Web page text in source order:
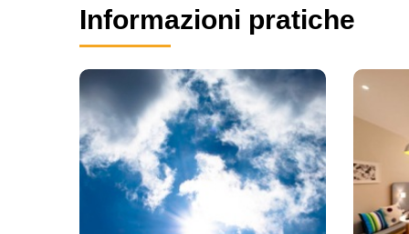
Informazioni pratiche